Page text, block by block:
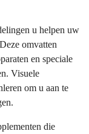
u helpen uw
omvatten
en speciale
Visuele
om u aan te
die